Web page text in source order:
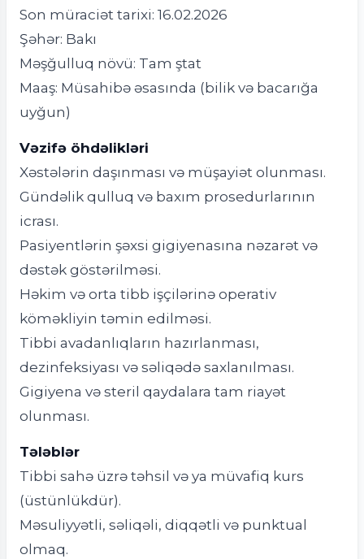
Son müraciət tarixi: 16.02.2026
Şəhər: Bakı
Məşğulluq növü: Tam ştat
Maaş: Müsahibə əsasında (bilik və bacarığa
uyğun)
Vəzifə öhdəlikləri
Xəstələrin daşınması və müşayiət olunması.
Gündəlik qulluq və baxım prosedurlarının
icrası.
Pasiyentlərin şəxsi gigiyenasına nəzarət və
dəstək göstərilməsi.
Həkim və orta tibb işçilərinə operativ
köməkliyin təmin edilməsi.
Tibbi avadanlıqların hazırlanması,
dezinfeksiyası və səliqədə saxlanılması.
Gigiyena və steril qaydalara tam riayət
olunması.
Tələblər
Tibbi sahə üzrə təhsil və ya müvafiq kurs
(üstünlükdür).
Məsuliyyətli, səliqəli, diqqətli və punktual
olmaq.